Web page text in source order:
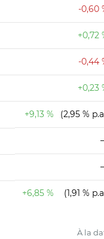
-0,60
+0,72
-0,44
+0,23
+9,13 % (2,95 %
+6,85 % (1,91 %
À la